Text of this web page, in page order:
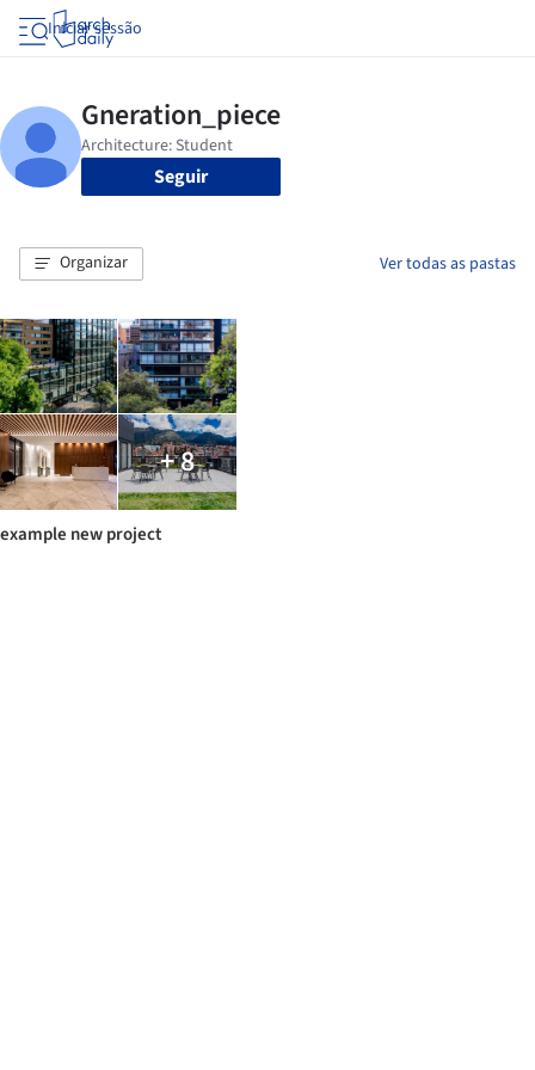
Iniciar sessão
Seguir
Organizar Ver todas as pastas
+ 8
example new project